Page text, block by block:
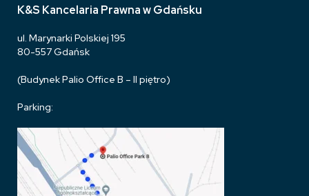
K&S Kancelaria Prawna w Gdańsku
ul. Marynarki Polskiej 195
80-557 Gdańsk
(Budynek Palio Office B – II piętro)
Parking: